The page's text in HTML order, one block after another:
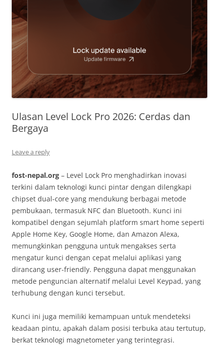
Ulasan Level Lock Pro 2026: Cerdas dan
Bergaya
Leave a reply
fost-nepal.org – Level Lock Pro menghadirkan inovasi
terkini dalam teknologi kunci pintar dengan dilengkapi
chipset dual-core yang mendukung berbagai metode
pembukaan, termasuk NFC dan Bluetooth. Kunci ini
kompatibel dengan sejumlah platform smart home seperti
Apple Home Key, Google Home, dan Amazon Alexa,
memungkinkan pengguna untuk mengakses serta
mengatur kunci dengan cepat melalui aplikasi yang
dirancang user-friendly. Pengguna dapat menggunakan
metode penguncian alternatif melalui Level Keypad, yang
terhubung dengan kunci tersebut.
Kunci ini juga memiliki kemampuan untuk mendeteksi
keadaan pintu, apakah dalam posisi terbuka atau tertutup,
berkat teknologi magnetometer yang terintegrasi.